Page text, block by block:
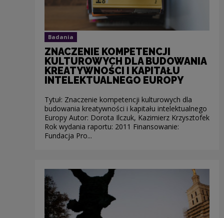
Badania
ZNACZENIE KOMPETENCJI
KULTUROWYCH DLA BUDOWANIA
KREATYWNOŚCI I KAPITAŁU
INTELEKTUALNEGO EUROPY
Tytuł: Znaczenie kompetencji kulturowych dla
budowania kreatywności i kapitału intelektualnego
Europy Autor: Dorota Ilczuk, Kazimierz Krzysztofek
Rok wydania raportu: 2011 Finansowanie:
Fundacja Pro...